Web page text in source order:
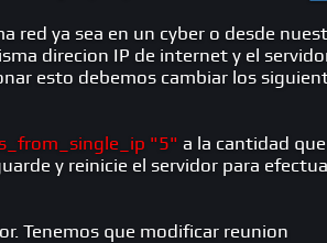
red ya sea en un cyber o desde
direcion IP de internet y el
esto debemos cambiar los
"5" a la cantidad que
y reinicie el servidor para
Tenemos que modificar reunion